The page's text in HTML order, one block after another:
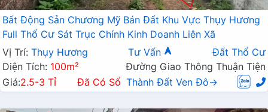
Bất Động Sản Chương Mỹ Bán Đất Khu Vực Thụy Hương
Full Thổ Cư Sát Trục Chính Kinh Doanh Liên Xã
Vị Trí: Thụy Hương Tư Vấn
Đất Thổ Cư
Diện Tích: 100m²
Đường Giao Thông Thuận Tiện
Giá:2.5-3 Tỉ Đã Có Sổ Thành Đất Ven Đô→